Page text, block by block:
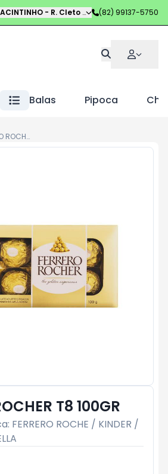
- R. Cleto Campelo,Maceió-AL
(82) 99137-5750
Balas Pipoca
FERRERO ROCHER T8 100GR
T8 100GR
FERRERO ROCHE / KINDER /